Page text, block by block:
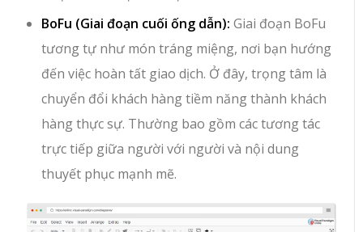
BoFu (Giai đoạn cuối ống dẫn): Giai đoạn BoFu
tương tự như món tráng miệng, nơi bạn hướng
đến việc hoàn tất giao dịch. Ở đây, trọng tâm là
chuyển đổi khách hàng tiềm năng thành khách
hàng thực sự. Thường bao gồm các tương tác
trực tiếp giữa người với người và nội dung
thuyết phục mạnh mẽ.